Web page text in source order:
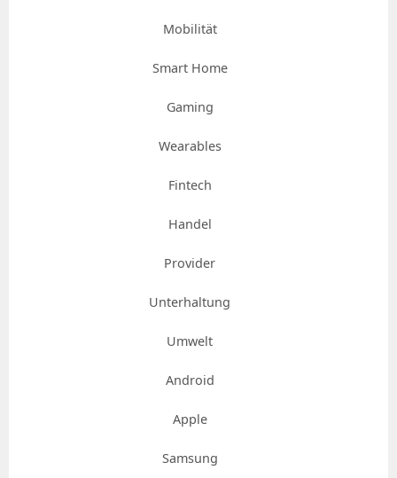
Mobilität
Smart Home
Gaming
Wearables
Fintech
Handel
Provider
Unterhaltung
Umwelt
Android
Apple
Samsung